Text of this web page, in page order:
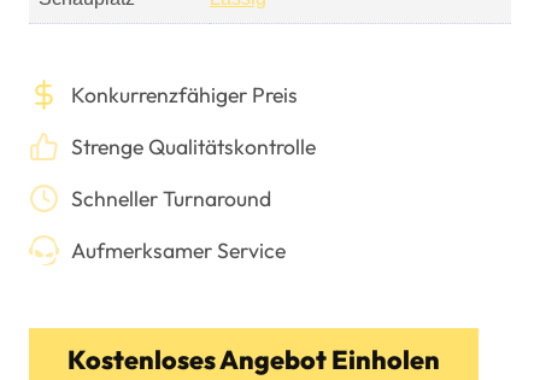
Konkurrenzfähiger Preis
Strenge Qualitätskontrolle
Schneller Turnaround
Aufmerksamer Service
Kostenloses Angebot Einholen